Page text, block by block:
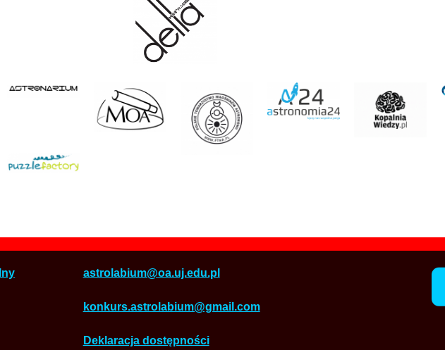
astrolabium@oa.uj.edu.pl
konkurs.astrolabium@gmail.com
Deklaracja dostępności